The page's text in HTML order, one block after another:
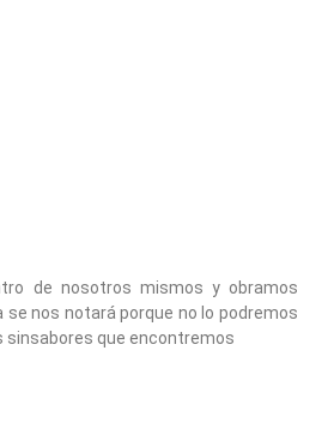
de nosotros mismos y obramos
nos notará porque no lo podremos
sinsabores que encontremos